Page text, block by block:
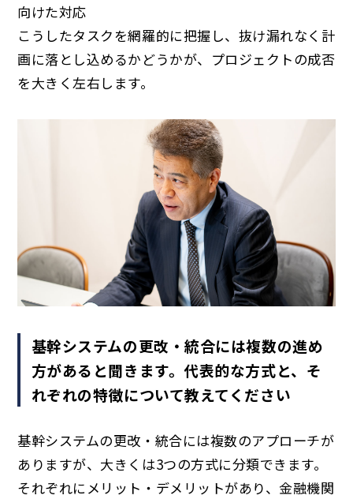
向けた対応
こうしたタスクを網羅的に把握し、抜け漏れなく計
画に落とし込めるかどうかが、プロジェクトの成否
を大きく左右します。
基幹システムの更改・統合には複数の進め
方があると聞きます。代表的な方式と、そ
れぞれの特徴について教えてください
基幹システムの更改・統合には複数のアプローチが
ありますが、大きくは3つの方式に分類できます。
それぞれにメリット・デメリットがあり、金融機関